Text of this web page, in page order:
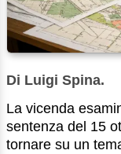
Di Luigi Spina.
La vicenda
sentenza del 15
tornare su un